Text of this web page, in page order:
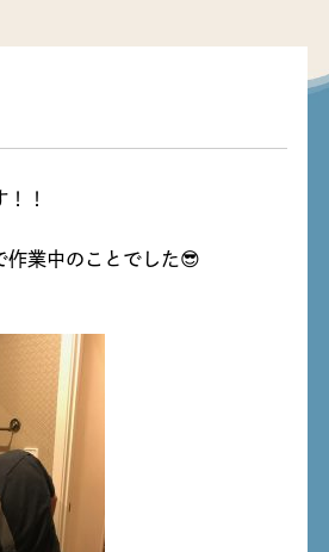
！
作業中のことでした😎